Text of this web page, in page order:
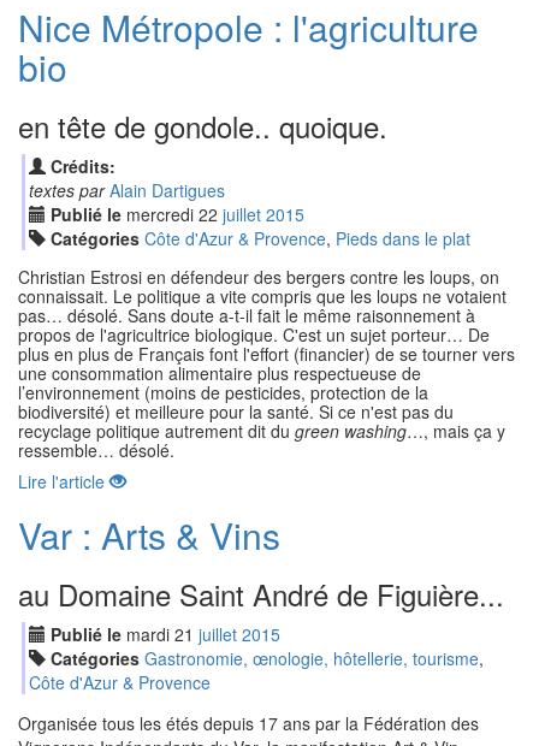
Nice Métropole : l'agriculture
bio
en tête de gondole.. quoique.
Crédits:
textes par Alain Dartigues
Publié le mercredi 22 juillet 2015
Catégories Côte d'Azur & Provence, Pieds dans le plat
Christian Estrosi en défendeur des bergers contre les loups, on
connaissait. Le politique a vite compris que les loups ne votaient
pas… désolé. Sans doute a-t-il fait le même raisonnement à
propos de l'agricultrice biologique. C'est un sujet porteur… De
plus en plus de Français font l'effort (financier) de se tourner vers
une consommation alimentaire plus respectueuse de
l’environnement (moins de pesticides, protection de la
biodiversité) et meilleure pour la santé. Si ce n'est pas du
recyclage politique autrement dit du green washing…, mais ça y
ressemble… désolé.
Lire l'article
Var : Arts & Vins
au Domaine Saint André de Figuière...
Publié le mardi 21 juillet 2015
Catégories Gastronomie, œnologie, hôtellerie, tourisme,
Côte d'Azur & Provence
Organisée tous les étés depuis 17 ans par la Fédération des